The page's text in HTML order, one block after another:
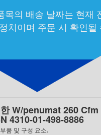
목의 배송 날짜는 현재
치이며 주문 시 확인될
W/penumat 260
4310-01-498-8886
품 및 구성 요소.